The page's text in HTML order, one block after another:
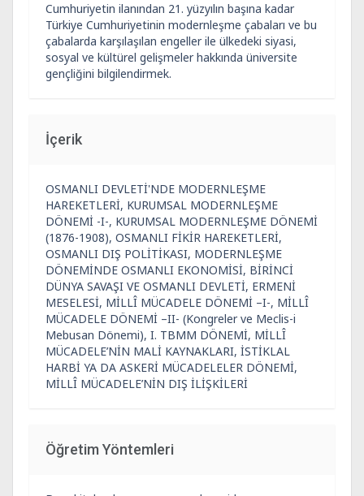
Cumhuriyetin ilanından 21. yüzyılın başına kadar
Türkiye Cumhuriyetinin modernleşme çabaları ve bu
çabalarda karşılaşılan engeller ile ülkedeki siyasi,
sosyal ve kültürel gelişmeler hakkında üniversite
gençliğini bilgilendirmek.
İçerik
OSMANLI DEVLETİ'NDE MODERNLEŞME
HAREKETLERİ, KURUMSAL MODERNLEŞME
DÖNEMİ -I-, KURUMSAL MODERNLEŞME DÖNEMİ
(1876-1908), OSMANLI FİKİR HAREKETLERİ,
OSMANLI DIŞ POLİTİKASI, MODERNLEŞME
DÖNEMİNDE OSMANLI EKONOMİSİ, BİRİNCİ
DÜNYA SAVAŞI VE OSMANLI DEVLETİ, ERMENİ
MESELESİ, MİLLÎ MÜCADELE DÖNEMİ –I-, MİLLÎ
MÜCADELE DÖNEMİ –II- (Kongreler ve Meclis-i
Mebusan Dönemi), I. TBMM DÖNEMİ, MİLLÎ
MÜCADELE’NİN MALİ KAYNAKLARI, İSTİKLAL
HARBİ YA DA ASKERİ MÜCADELELER DÖNEMİ,
MİLLÎ MÜCADELE’NİN DIŞ İLİŞKİLERİ
Öğretim Yöntemleri